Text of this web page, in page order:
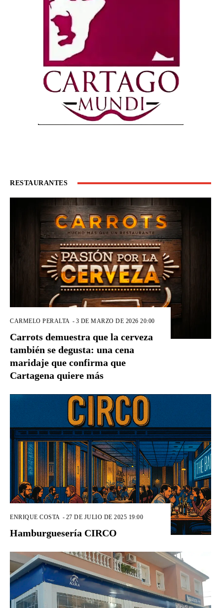
RESTAURANTES
CARMELO PERALTA - 3 DE MARZO DE 2026 20:00
Carrots demuestra que la cerveza
también se degusta: una cena
maridaje que confirma que
Cartagena quiere más
ENRIQUE COSTA - 27 DE JULIO DE 2025 19:00
Hamburguesería CIRCO